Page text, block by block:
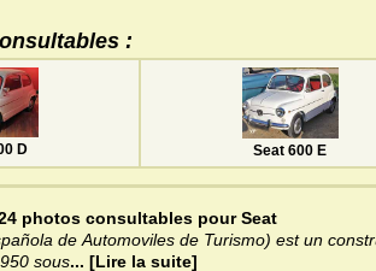
:
D Seat 600 E
photos consultables pour Seat
de Automoviles de Turismo) est un
sous... [Lire la suite]